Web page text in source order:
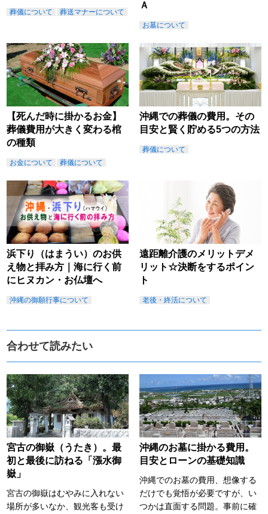
葬儀について 葬送マナーについて
Ａ
お墓について
【死んだ時に掛かるお金】
葬儀費用が大きく変わる棺
の種類
お金について 葬儀について
沖縄での葬儀の費用。その
目安と賢く貯める5つの方法
葬儀について
浜下り（はまうい）のお供
え物と拝み方｜海に行く前
にヒヌカン・お仏壇へ
沖縄の御願行事について
遠距離介護のメリットデメ
リット☆決断をするポイン
ト
老後・終活について
合わせて読みたい
宮古の御嶽（うたき）。最
初と最後に訪ねる「漲水御
嶽」
宮古の御嶽はむやみに入れない
場所が多いなか、観光客も受け
沖縄のお墓に掛かる費用。
目安とローンの基礎知識
沖縄でのお墓の費用、想像する
だけでも覚悟が必要ですが、い
つかは直面する問題。事前に確